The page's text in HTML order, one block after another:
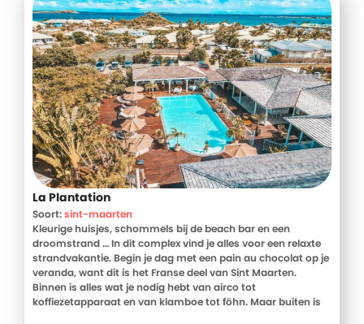
La Plantation
Soort:sint-maarten
Kleurige huisjes, schommels bij de beach bar en een
droomstrand … In dit complex vind je alles voor een relaxte
strandvakantie. Begin je dag met een pain au chocolat op je
veranda, want dit is het Franse deel van Sint Maarten.
Binnen is alles wat je nodig hebt van airco tot
koffiezetapparaat en van klamboe tot föhn. Maar buiten is